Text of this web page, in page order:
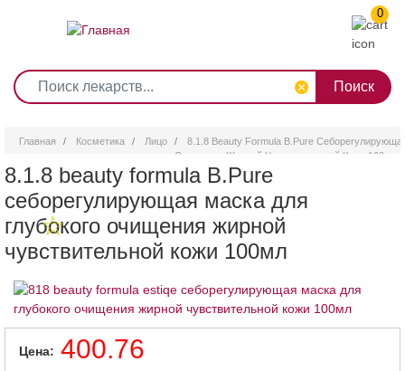
0
Главная Косметика Лицо
8.1.8 Beauty Formula B.Pure
Очищения Жирной Чувствительной Кожи 100мл
8.1.8 beauty formula B.Pure
себорегулирующая маска для
глубокого очищения жирной
чувствительной кожи 100мл
Цена 400.76